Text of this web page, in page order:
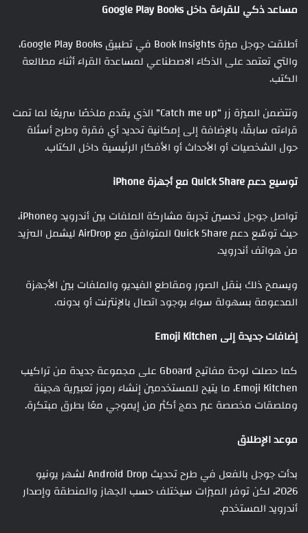
مساعد ذكي للقراءة داخل Google Play Books
أطلقت جوجل ميزة Book Insights في تطبيق Google Play Books،
والتي تعتمد على الذكاء الاصطناعي لمساعدة القراء أثناء مطالعة
الكتب.
وتتضمن الميزة زر “Catch me up” الذي يقدم ملخصًا سريعًا لما تمت
قراءته سابقًا، بالإضافة إلى إمكانية تحديد أي فقرة وطرح أسئلة
حول الشخصيات أو الأحداث أو الأفكار الرئيسية داخل الكتاب.
توسيع دعم Quick Share مع أجهزة iPhone
تواصل جوجل تحسين تجربة مشاركة الملفات بين أندرويد وiPhone،
حيث توسّع دعم Quick Share المتوافق مع AirDrop ليشمل المزيد
من هواتف أندرويد.
ويسمح ذلك بنقل الصور ومقاطع الفيديو والملفات بين الأجهزة
المدعومة بسهولة سواء بوجود اتصال بالإنترنت أو بدونه.
إضافات جديدة إلى Emoji Kitchen
كما حصلت لوحة مفاتيح Gboard على مجموعة جديدة من تراكيب
Emoji Kitchen، ما يتيح للمستخدمين إنشاء رموز تعبيرية هجينة
وملصقات مخصصة عبر دمج أكثر من إيموجي معًا بطرق مبتكرة.
موعد الإطلاق
بدأت جوجل بالفعل في طرح تحديث Android Drop لشهر يونيو
2026، لكن توفر الميزات سيختلف حسب الجهاز والمنطقة وإصدار
أندرويد المستخدم.